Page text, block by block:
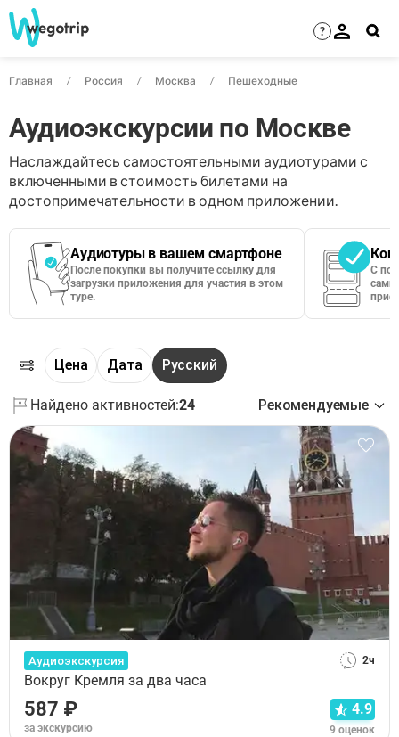
?
Главная Россия Москва Пешеходные
Аудиоэкскурсии по Москве
Наслаждайтесь самостоятельными аудиотурами с
включенными в стоимость билетами на
достопримечательности в одном приложении.
Аудиотуры в вашем смартфоне
После покупки вы получите ссылку для
загрузки приложения для участия в этом
туре.
С
сами
Цена Дата Русский
Найдено активностей:24 Рекомендуемые
Аудиоэкскурсия 2ч
Вокруг Кремля за два часа
587 ₽
за экскурсию
4.9
9 оценок